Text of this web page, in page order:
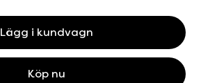
Lägg i kundvagn
Köp nu